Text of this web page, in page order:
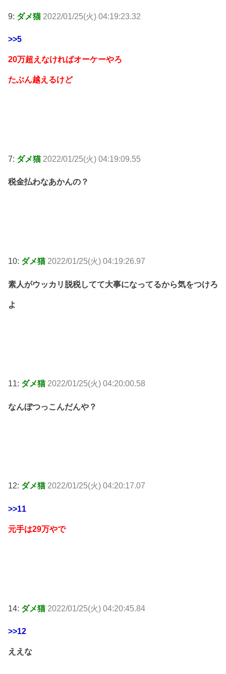
9: ダメ猫 2022/01/25(火) 04:19:23.32
>>5
20万超えなければオーケーやろ
たぶん越えるけど
7: ダメ猫 2022/01/25(火) 04:19:09.55
税金払わなあかんの？
10: ダメ猫 2022/01/25(火) 04:19:26.97
素人がウッカリ脱税してて大事になってるから気をつけろ
よ
11: ダメ猫 2022/01/25(火) 04:20:00.58
なんぼつっこんだんや？
12: ダメ猫 2022/01/25(火) 04:20:17.07
>>11
元手は29万やで
14: ダメ猫 2022/01/25(火) 04:20:45.84
>>12
ええな